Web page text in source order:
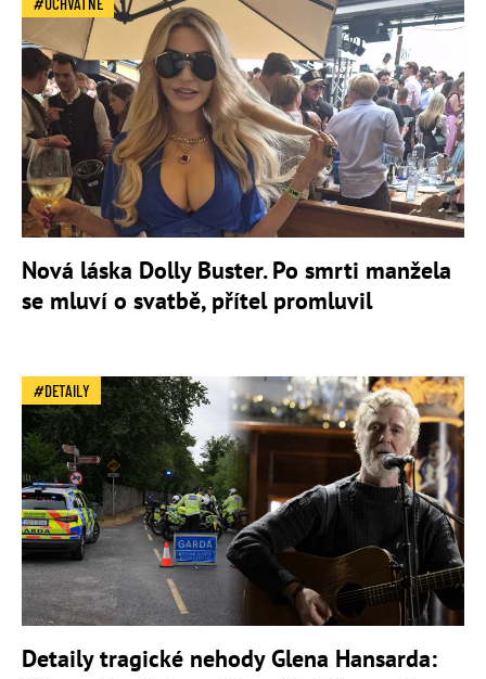
Nová láska Dolly Buster. Po smrti manžela
se mluví o svatbě, přítel promluvil
DETAILY
Detaily tragické nehody Glena Hansarda: